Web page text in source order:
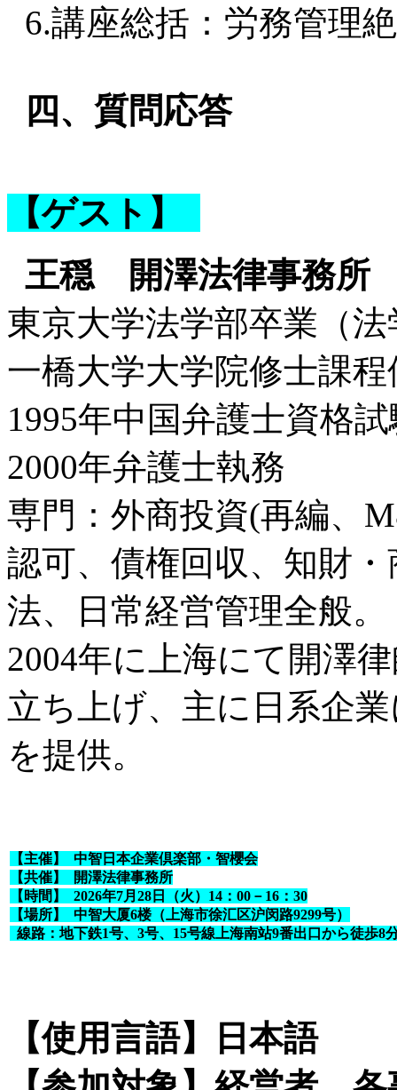
6.講座総括：労務管理
四、質問応答
【ゲスト】
王穏 開澤法律事務所
東京大学法学部卒業（法
一橋大学大学院修士課
1995年中国弁護士資格
2000年弁護士執務
専門：外商投資(再編、
認可、債権回収、知財
法、日常経営管理全般。
2004年に上海にて開澤
立ち上げ、主に日系企
を提供。
【主催】 中智日本企業倶楽部・智櫻会
【共催】 開澤法律事務所
【時間】 2026年7月28日（火）14：00－16：30
【場所】 中智大厦6楼（上海市徐汇区沪闵路9299号）
線路：地下鉄1号、3号、15号線上海南站9番出口から徒歩8
【使用言語】日本語